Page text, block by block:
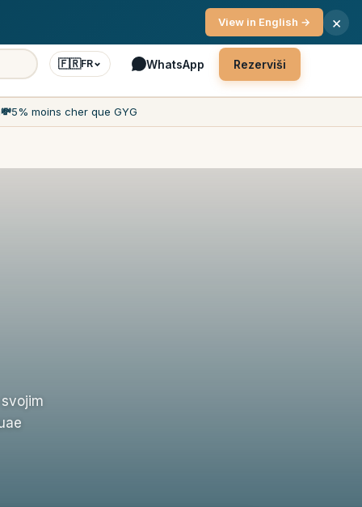
🇫🇷FR WhatsApp Rezerviši
💸5% moins cher que GYG
View in English → ×